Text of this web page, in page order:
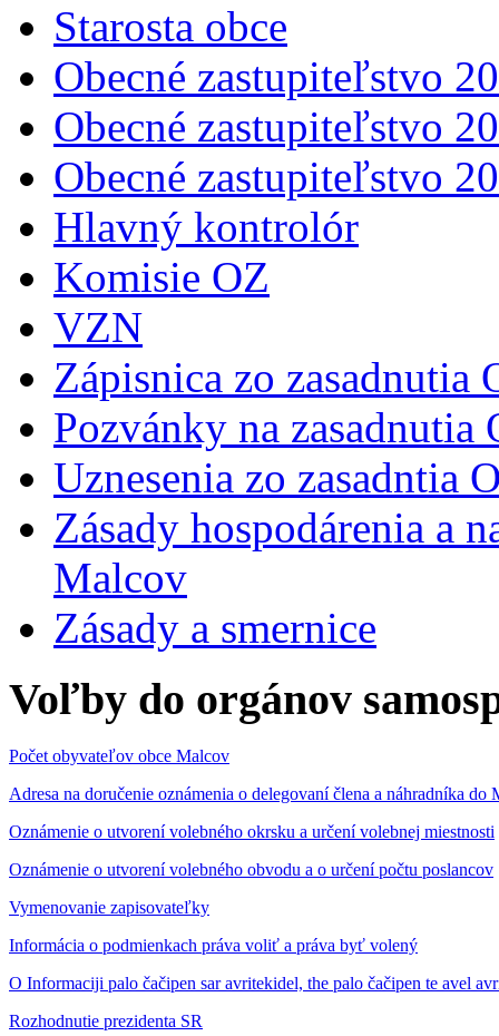
Starosta obce
Obecné zastupiteľstvo
Obecné zastupiteľstvo
Obecné zastupiteľstvo
Hlavný kontrolór
Komisie OZ
VZN
Zápisnica zo zasadnutia
Pozvánky na zasadnutia
Uznesenia zo zasadntia
Zásady hospodárenia a
Malcov
Zásady a smernice
Voľby do orgánov
Počet obyvateľov obce Malcov
Adresa na doručenie oznámenia o delegovaní člena a náhradníka
Oznámenie o utvorení volebného okrsku a určení volebnej miestnosti
Oznámenie o utvorení volebného obvodu a o určení počtu poslancov
Vymenovanie zapisovateľky
Informácia o podmienkach práva voliť a práva byť volený
O Informaciji palo čačipen sar avritekidel, the palo čačipen te avel
Rozhodnutie prezidenta SR